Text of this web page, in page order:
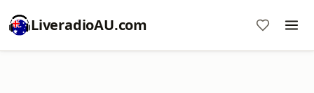
LiveradioAU.com